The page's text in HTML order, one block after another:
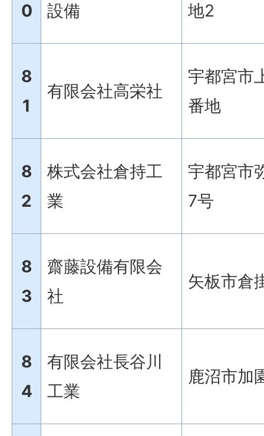
0
設備
地2
8
1
有限会社高栄社
宇都宮市
番地
8
2
株式会社倉持工
業
宇都宮市
7号
8
3
齋藤設備有限会
社
矢板市倉
8
4
有限会社長谷川
工業
鹿沼市加